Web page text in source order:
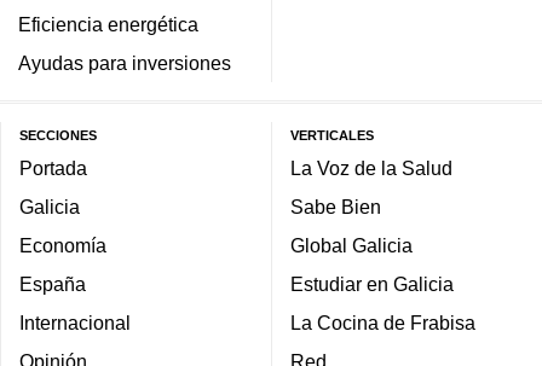
Eficiencia energética
Ayudas para inversiones
SECCIONES
Portada
Galicia
Economía
España
Internacional
Opinión
VERTICALES
La Voz de la Salud
Sabe Bien
Global Galicia
Estudiar en Galicia
La Cocina de Frabisa
Red